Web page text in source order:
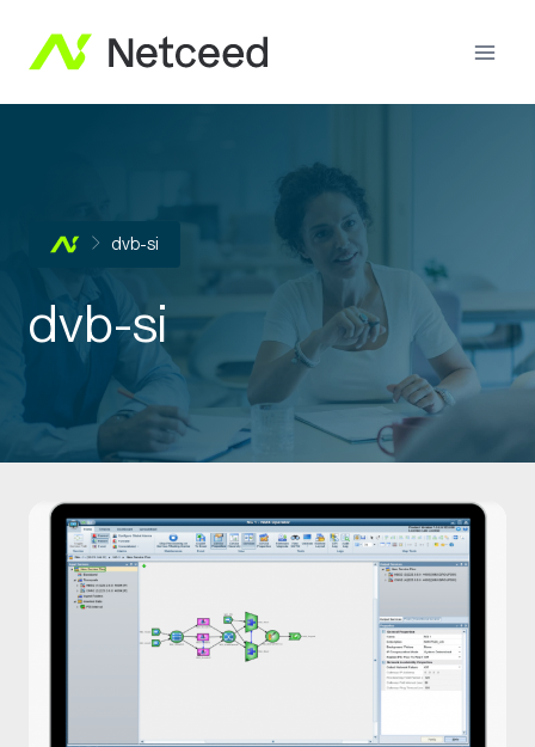
dvb-si
dvb-si